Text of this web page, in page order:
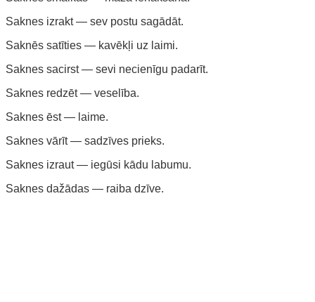
Saknes izrakt — sev postu sagādāt.
Saknēs satīties — kavēkļi uz laimi.
Saknes sacirst — sevi necienīgu padarīt.
Saknes redzēt — veselība.
Saknes ēst — laime.
Saknes vārīt — sadzīves prieks.
Saknes izraut — iegūsi kādu labumu.
Saknes dažādas — raiba dzīve.